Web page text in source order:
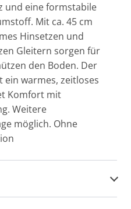
und eine formstabile
Mit ca. 45 cm
Hinsetzen und
Gleitern sorgen für
den Boden. Der
warmes, zeitloses
Komfort mit
Weitere
möglich. Ohne